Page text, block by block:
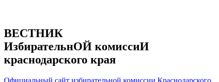
ВЕСТНИК
ИзбирательнОЙ комиссиИ
краснодарского края
Официальный сайт избирательной комиссии Краснодарского